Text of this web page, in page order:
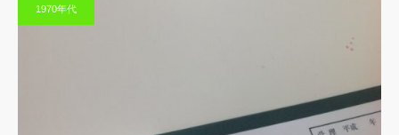
1970年代